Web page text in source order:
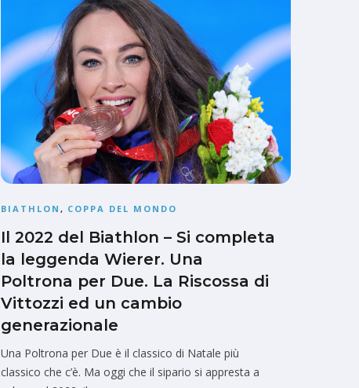
BIATHLON , COPPA DEL MONDO
Il 2022 del Biathlon – Si completa
la leggenda Wierer. Una
Poltrona per Due. La Riscossa di
Vittozzi ed un cambio
generazionale
Una Poltrona per Due è il classico di Natale più
classico che c’è. Ma oggi che il sipario si appresta a